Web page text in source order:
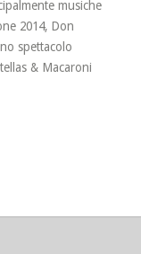
musiche
2014, Don
spettacolo
& Macaroni